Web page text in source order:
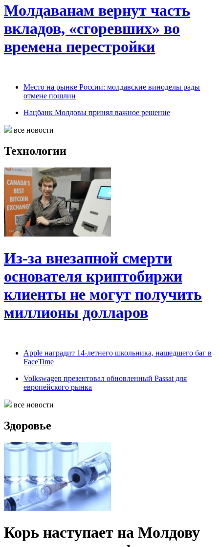
Молдаванам вернут часть
вкладов, «сгоревших» во
времена перестройки
Место на рынке России: молдавские виноделы рады
отмене пошлин
Нацбанк Молдовы принял важное решение
все новости
Технологии
Из-за внезапной смерти
основателя криптобиржи
клиенты не могут получить
миллионы долларов
Apple наградит 14-летнего школьника, нашедшего баг в
FaceTime
Volkswagen презентовал обновленный Passat для
европейского рынка
все новости
Здоровье
Корь наступает на Молдову